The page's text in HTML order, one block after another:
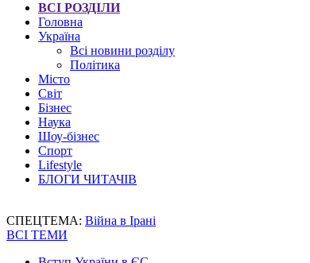
ВСІ РОЗДІЛИ
Головна
Україна
Всі новини розділу
Політика
Місто
Світ
Бізнес
Наука
Шоу-бізнес
Спорт
Lifestyle
БЛОГИ ЧИТАЧІВ
СПЕЦТЕМА: Війна в Ірані
ВСІ ТЕМИ